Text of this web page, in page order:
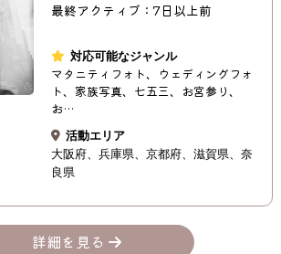
最終アクティブ：7日以上前
対応可能なジャンル
マタニティフォト、ウェディングフォ
ト、家族写真、七五三、お宮参り、
お…
活動エリア
大阪府
兵庫県 京都府 滋賀県
奈
良県
詳細を見る